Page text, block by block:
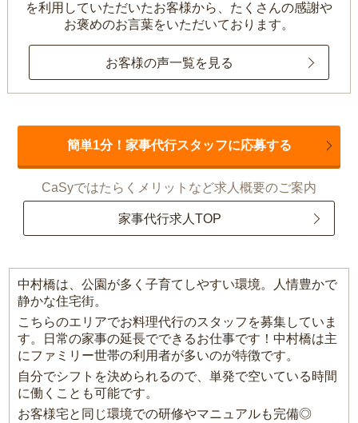
を利用していただいたお客様から、 たくさんの感謝や
お褒めのお言葉をいただいております。
お客様の声一覧を見る
簡単1分！家事代行スタッフに応募する
CaSyではたらくメリットなど求人概要のご案内
家事代行求人TOP
中村橋は、公園が多く子育てしやすい環境。人情豊かで
静かな住宅街。
こちらのエリアでお料理代行のスタッフを募集していま
す。日常の家事の延長でできるお仕事です！中村橋は主
にファミリー世帯の利用者が多いのが特徴です。
自分でシフトを決められるので、単発で空いている時間
に働くことも可能です。
お客様宅と同じ環境での研修やマニュアルも完備◎